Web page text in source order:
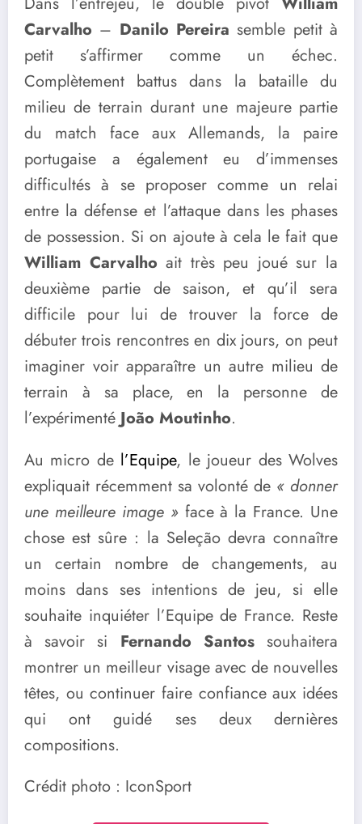
Carvalho – Danilo Pereira semble petit à
petit s’affirmer comme un échec.
Complètement battus dans la bataille du
milieu de terrain durant une majeure partie
du match face aux Allemands, la paire
portugaise a également eu d’immenses
difficultés à se proposer comme un relai
entre la défense et l’attaque dans les phases
de possession. Si on ajoute à cela le fait que
William Carvalho ait très peu joué sur la
deuxième partie de saison, et qu’il sera
difficile pour lui de trouver la force de
débuter trois rencontres en dix jours, on peut
imaginer voir apparaître un autre milieu de
terrain à sa place, en la personne de
l’expérimentéJoão Moutinho.
Au micro de l’Equipe, le joueur des Wolves
expliquait récemment sa volonté de « donner
une meilleure image »face à la France. Une
chose est sûre : la Seleção devra connaître
un certain nombre de changements, au
moins dans ses intentions de jeu, si elle
souhaite inquiéter l’Equipe de France. Reste
à savoir si Fernando Santossouhaitera
montrer un meilleur visage avec de nouvelles
têtes, ou continuer faire confiance aux idées
qui ont guidé ses deux dernières
compositions.
Crédit photo : IconSport